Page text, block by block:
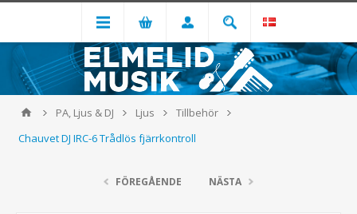
PA, Ljus & DJ Ljus
Tillbehör
Chauvet DJ IRC-6 Trådlös fjärrkontroll
FÖREGÅENDE NÄSTA